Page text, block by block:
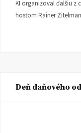
KI organizoval ďalšiu z
hosťom Rainer
Deň daňového